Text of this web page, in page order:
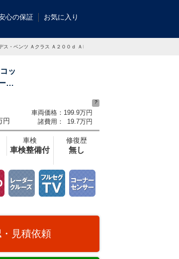
心の保証 お気に入り
ス・ベンツ Ａクラス Ａ２００ｄ ＡＭＧラインの中古車
ッ
ム
ビゲーションパッケージ デジタルメーター
円
車両価格：
諸費用：
199.9万円
19.7万円
?
車検
車検整備付
修復歴
無し
見積依頼